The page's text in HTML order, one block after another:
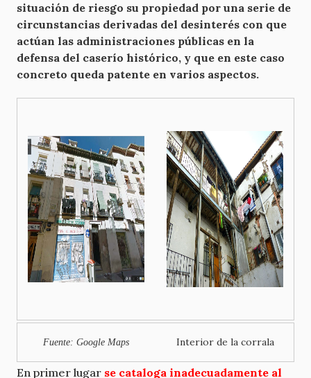
situación de riesgo su propiedad por una serie de
circunstancias derivadas del desinterés con que
actúan las administraciones públicas en la
defensa del caserío histórico, y que en este caso
concreto queda patente en varios aspectos.
Fuente: Google Maps Interior de la corrala
En primer lugar se cataloga inadecuadamente al